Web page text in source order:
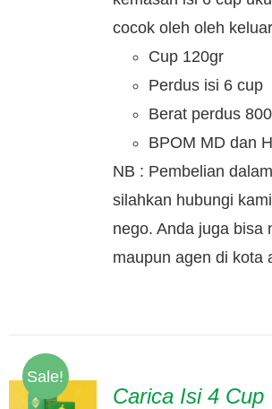
cocok oleh oleh
Cup 120gr
Perdus isi 6 cup
Berat perdus
BPOM MD dan
NB : Pembelian
silahkan hubungi
nego. Anda juga bisa
maupun agen di kota
Sale!
Carica Isi 4 Cup